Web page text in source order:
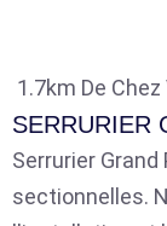
1.7km De Chez
SERRURIER
Serrurier
sectionnelles.